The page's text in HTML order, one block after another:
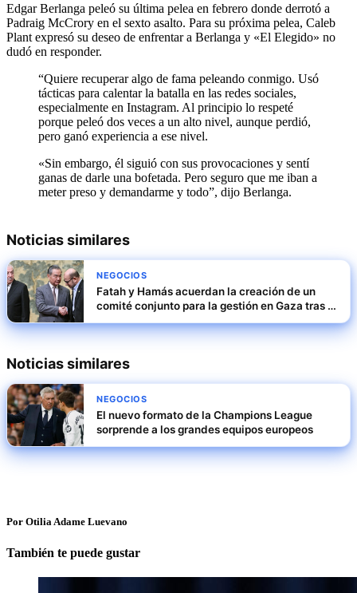
Edgar Berlanga peleó su última pelea en febrero donde derrotó a
Padraig McCrory en el sexto asalto. Para su próxima pelea, Caleb
Plant expresó su deseo de enfrentar a Berlanga y «El Elegido» no
dudó en responder.
“Quiere recuperar algo de fama peleando conmigo. Usó
tácticas para calentar la batalla en las redes sociales,
especialmente en Instagram. Al principio lo respeté
porque peleó dos veces a un alto nivel, aunque perdió,
pero ganó experiencia a ese nivel.
«Sin embargo, él siguió con sus provocaciones y sentí
ganas de darle una bofetada. Pero seguro que me iban a
meter preso y demandarme y todo”, dijo Berlanga.
Noticias similares
NEGOCIOS
Fatah y Hamás acuerdan la creación de un
comité conjunto para la gestión en Gaza tras la
ofensiva israelí
Noticias similares
NEGOCIOS
El nuevo formato de la Champions League
sorprende a los grandes equipos europeos
Por Otilia Adame Luevano
También te puede gustar